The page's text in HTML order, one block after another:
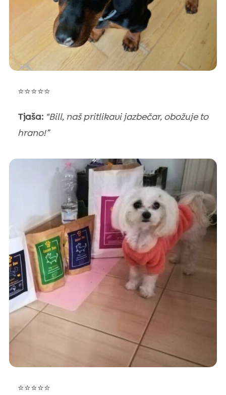
⭐⭐⭐⭐⭐
Tjaša: “Bill, naš pritlikavi jazbečar, obožuje to
hrano!”
⭐⭐⭐⭐⭐